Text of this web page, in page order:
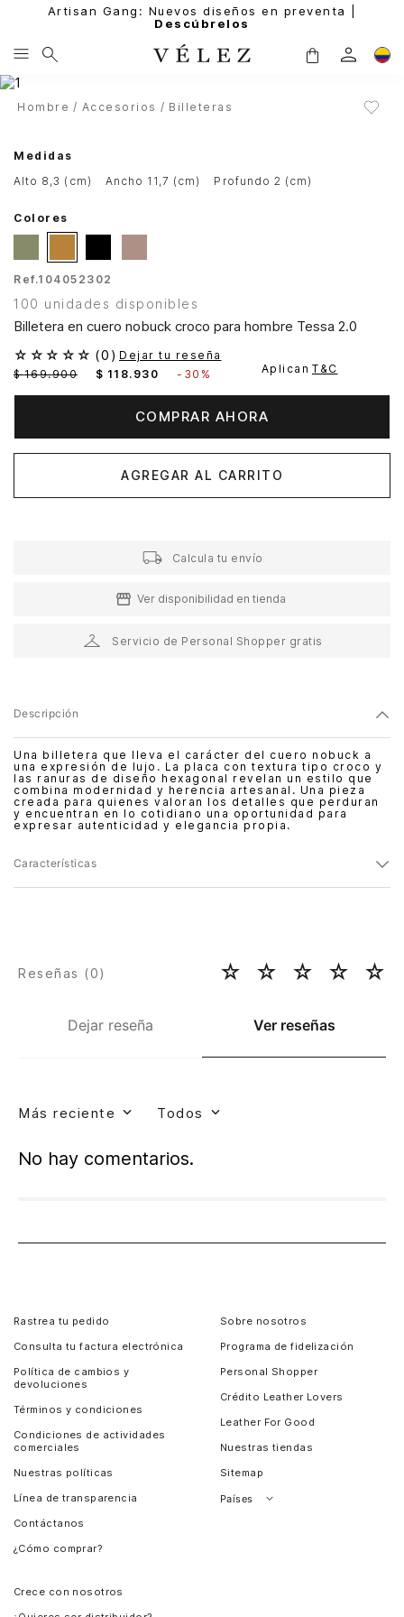
Artisan Gang: Nuevos diseños en preventa |
Descúbrelos
Hombre Accesorios Billeteras
Medidas
alto 8,3 (cm)
ancho 11,7 (cm) profundo 2 (cm)
Colores
Ref.104052302
100 unidades disponibles
Billetera en cuero nobuck croco para hombre Tessa 2.0
☆ ☆ ☆ ☆ ☆ (0 ) Dejar tu reseña
$ 169.900 $ 118. 930 - 30% Aplican T&C
COMPRAR AHORA
AGREGAR AL CARRITO
Calcula tu envío
Ver disponibilidad en tienda
Servicio de Personal Shopper gratis
Descripción
Una billetera que lleva el carácter del cuero nobuck a
una expresión de lujo. La placa con textura tipo croco y
las ranuras de diseño hexagonal revelan un estilo que
combina modernidad y herencia artesanal. Una pieza
creada para quienes valoran los detalles que perduran
y encuentran en lo cotidiano una oportunidad para
expresar autenticidad y elegancia propia.
Características
Dejar reseña Ver reseñas
Reseñas (0) ☆ ☆ ☆ ☆ ☆
Más reciente Todos
No hay comentarios.
Rastrea tu pedido
Consulta tu factura electrónica
Política de cambios y
devoluciones
Términos y condiciones
Condiciones de actividades
comerciales
Nuestras políticas
Línea de transparencia
Contáctanos
¿Cómo comprar?
Sobre nosotros
Programa de fidelización
Personal Shopper
Crédito Leather Lovers
Leather For Good
Nuestras tiendas
Sitemap
Países
Crece con nosotros